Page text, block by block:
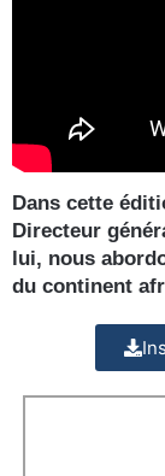
Dans cette
Directeur
lui, nous
du continent